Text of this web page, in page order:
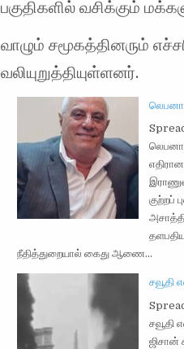
பகுதிகளில் வசிக்கும்
வாழும் சமூகத்தினரும்
வலியுறுத்தியுள்ளனர்.
குற்றப்
நீதித்துறையால் கைது ஆணை…
ஜிசான்